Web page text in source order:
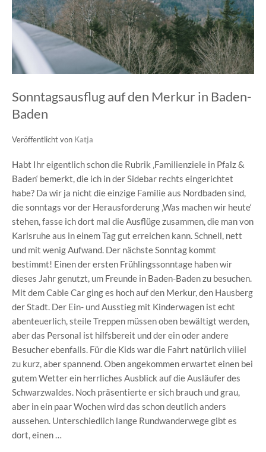
Sonntagsausflug auf den Merkur in Baden-
Baden
Veröffentlicht von Katja
Habt Ihr eigentlich schon die Rubrik ‚Familienziele in Pfalz &
Baden‘ bemerkt, die ich in der Sidebar rechts eingerichtet
habe? Da wir ja nicht die einzige Familie aus Nordbaden sind,
die sonntags vor der Herausforderung ‚Was machen wir heute‘
stehen, fasse ich dort mal die Ausflüge zusammen, die man von
Karlsruhe aus in einem Tag gut erreichen kann. Schnell, nett
und mit wenig Aufwand. Der nächste Sonntag kommt
bestimmt! Einen der ersten Frühlingssonntage haben wir
dieses Jahr genutzt, um Freunde in Baden-Baden zu besuchen.
Mit dem Cable Car ging es hoch auf den Merkur, den Hausberg
der Stadt. Der Ein- und Ausstieg mit Kinderwagen ist echt
abenteuerlich, steile Treppen müssen oben bewältigt werden,
aber das Personal ist hilfsbereit und der ein oder andere
Besucher ebenfalls. Für die Kids war die Fahrt natürlich viiiel
zu kurz, aber spannend. Oben angekommen erwartet einen bei
gutem Wetter ein herrliches Ausblick auf die Ausläufer des
Schwarzwaldes. Noch präsentierte er sich brauch und grau,
aber in ein paar Wochen wird das schon deutlich anders
aussehen. Unterschiedlich lange Rundwanderwege gibt es
dort, einen …